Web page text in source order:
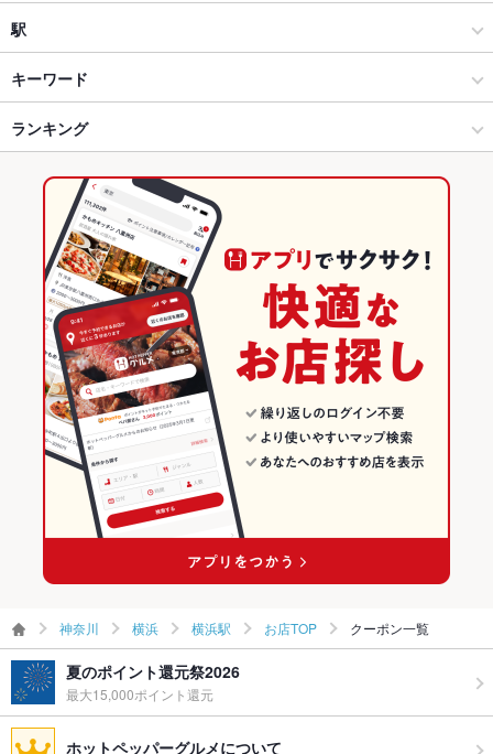
洋・和洋・各国料理・その他
横浜 × 居酒屋
横浜 × 洋・和洋・各国料理・その他
横浜駅 × 居酒屋
横浜駅 × 洋・和洋・各国料理・その他
横浜駅
横浜駅 × 居酒屋
横浜駅 × 洋・和洋・各国料理・その他
神奈川
神奈川 × 居酒屋
神奈川 × 洋・和洋・各国料理・その他
駅
高島町駅
戸部駅
横浜駅
キーワード
からあげ
ボロネーゼ ケーキ アヒージョ
ランキング
神奈川のグルメランキング
神奈川の居酒屋ランキング
横浜のグルメランキング
横浜の居酒屋ランキング
横浜駅のグルメランキング
横浜駅の居酒屋ランキング
神奈川 横浜 横浜駅 お店TOP クーポン一覧
夏のポイント還元祭2026
最大15,000ポイント還元
ホットペッパーグルメについて